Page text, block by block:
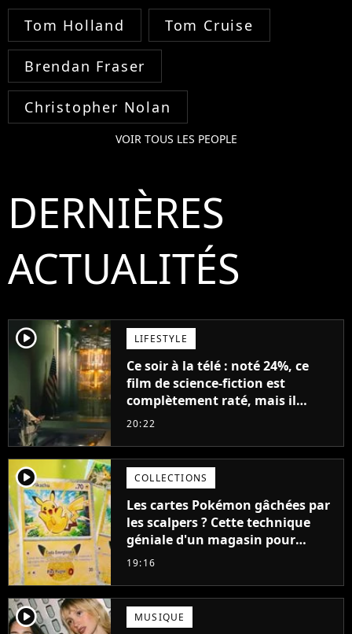
Tom Holland Tom Cruise
Brendan Fraser
Christopher Nolan
VOIR TOUS LES PEOPLE
DERNIÈRES
ACTUALITÉS
player2 LIFESTYLE
Ce soir à la télé : noté 24%, ce
film de science-fiction est
complètement raté, mais il
aurait pu être encore pire à
20:22
player2 COLLECTIONS
Les cartes Pokémon gâchées par
les scalpers ? Cette technique
géniale d'un magasin pour
ruiner les revendeurs
19:16
player2 MUSIQUE